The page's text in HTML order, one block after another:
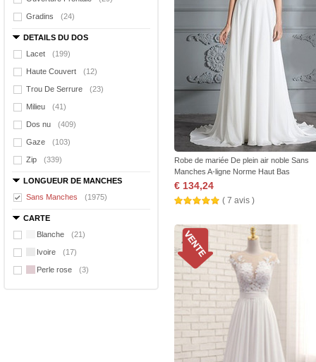
Gradins (24)
DETAILS DU DOS
Lacet
(199)
Haute Couvert (12)
Trou De Serrure (23)
Milieu (41)
Dos nu (409)
Gaze (103)
Zip (339)
LONGUEUR DE MANCHES
Sans Manches
(1975)
CARTE
Blanche
(21)
Ivoire (17)
Perle rose (3)
Robe de mariée De plein air noble Sans
Manches A-ligne Norme Haut Bas
€ 134,24
( 7 avis )